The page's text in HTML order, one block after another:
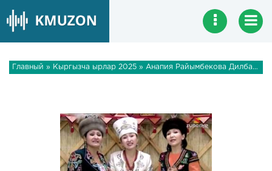
Главный » Кыргызча ырлар 2025 » Анапия Райымбекова Дилбар Райымбекова - Мен кыргызмын!